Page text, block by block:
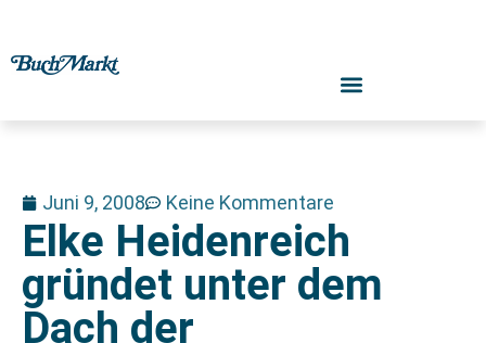
Juni 9, 2008 Keine Kommentare
Elke Heidenreich
gründet unter dem
Dach der